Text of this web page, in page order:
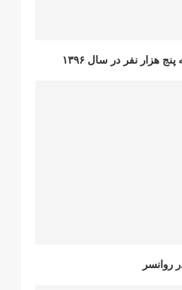
هزار نفر در سال ۱۳۹۶
روانسر